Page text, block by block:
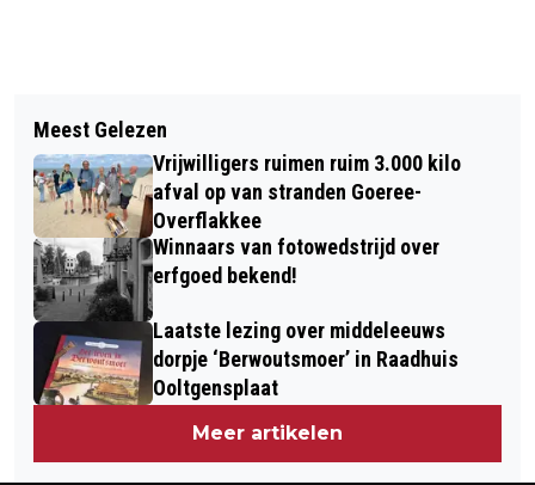
ZITTEN WE MET PASEN GEZELLIG OP
HET TERRAS?
DOE OP 19 MAART MEE MET HET
ONLINE BIEB DICTEE!
Meest Gelezen
Vrijwilligers ruimen ruim 3.000 kilo
afval op van stranden Goeree-
Overflakkee
Winnaars van fotowedstrijd over
erfgoed bekend!
Laatste lezing over middeleeuws
dorpje ‘Berwoutsmoer’ in Raadhuis
Ooltgensplaat
Meer artikelen